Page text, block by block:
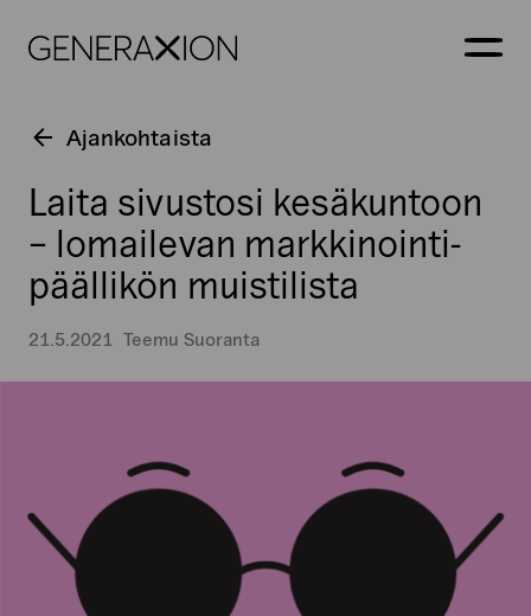
Generaxion
Ajankohtaista
Laita sivustosi kesäkuntoon
– lomailevan markkinointi­
päällikön muistilista
21.5.2021 Teemu Suoranta